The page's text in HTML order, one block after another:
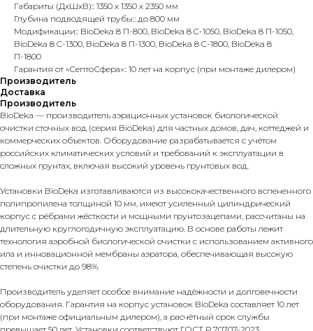
Габариты (ДхШхВ):: 1350 х 1350 х 2350 мм
Глубина подводящей трубы:: до 800 мм
Модификации:: BioDeka 8 П-800, BioDeka 8 C-1050, BioDeka 8 П-1050,
BioDeka 8 C-1300, BioDeka 8 П-1300, BioDeka 8 C-1800, BioDeka 8
П-1800
Гарантия от «СептоСфера»:: 10 лет на корпус (при монтаже дилером)
Производитель
Доставка
Производитель
BioDeka — производитель аэрационных установок биологической
очистки сточных вод (серия BioDeka) для частных домов, дач, коттеджей и
коммерческих объектов. Оборудование разрабатывается с учётом
российских климатических условий и требований к эксплуатации в
сложных грунтах, включая высокий уровень грунтовых вод.
Установки BioDeka изготавливаются из высококачественного вспененного
полипропилена толщиной 10 мм, имеют усиленный цилиндрический
корпус с рёбрами жёсткости и мощными грунтозацепами, рассчитаны на
длительную круглогодичную эксплуатацию. В основе работы лежит
технология аэробной биологической очистки с использованием активного
ила и инновационной мембраны аэратора, обеспечивающая высокую
степень очистки до 98%.
Производитель уделяет особое внимание надёжности и долговечности
оборудования. Гарантия на корпус установок BioDeka составляет 10 лет
(при монтаже официальным дилером), а расчётный срок службы